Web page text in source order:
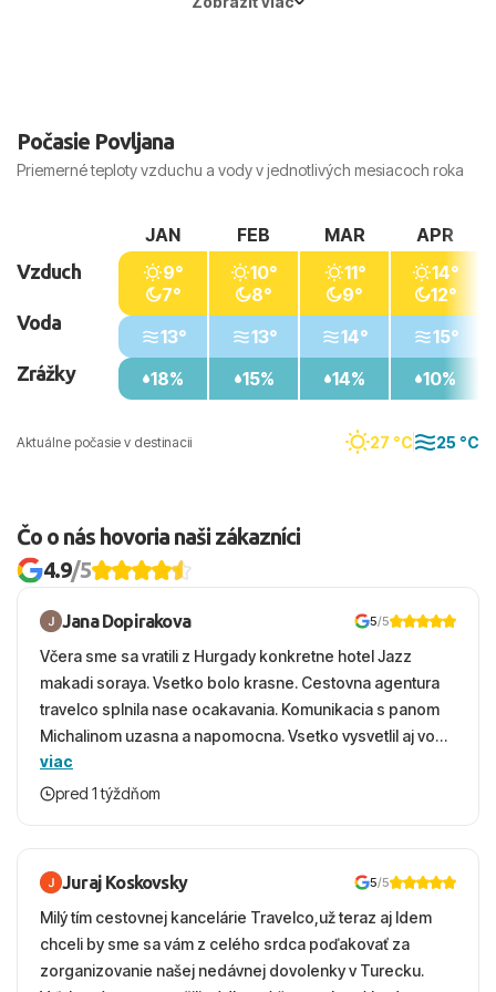
Počasie Povljana
Priemerné teploty vzduchu a vody v jednotlivých mesiacoch roka
Aktuálne počasie v destinacii 27 °C 25 °C
Vzduch
Voda
Zrážky
JAN
9°
7°
13°
18%
FEB
10°
8°
13°
15%
MAR
11°
9°
14°
14%
APR
14°
12°
15°
10%
Čo o nás hovoria naši zákazníci
4.9/5
Jana Dopirakova 5/5
Včera sme sa vratili z Hurgady konkretne hotel Jazz
makadi soraya. Vsetko bolo krasne. Cestovna agentura
travelco splnila nase ocakavania. Komunikacia s panom
Michalinom uzasna a napomocna. Vsetko vysvetlil aj vo
vecernych hodinach zaco sa ospravedlnujem. Hotel
krasny, cisty. Sluzby top. Strava, prostredie, more,
viac
pred 1 týždňom
Juraj Koskovsky 5/5
Milý tím cestovnej kancelárie Travelco,už teraz aj Idem
chceli by sme sa vám z celého srdca poďakovať za
zorganizovanie našej nedávnej dovolenky v Turecku.